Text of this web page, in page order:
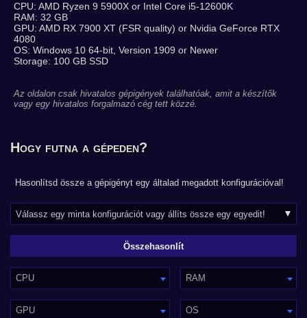
CPU: AMD Ryzen 9 5900X or Intel Core i5-12600K
RAM: 32 GB
GPU: AMD RX 7900 XT (FSR quality) or Nvidia GeForce RTX
4080
OS: Windows 10 64-bit, Version 1909 or Newer
Storage: 100 GB SSD
Az oldalon csak hivatalos gépigények találhatóak, amit a készítők
vagy egy hivatalos forgalmazó cég tett közzé.
Hogy futna a gépeden?
Hasonlítsd össze a gépigényt egy általad megadott konfigurációval!
CPU RAM
GPU OS